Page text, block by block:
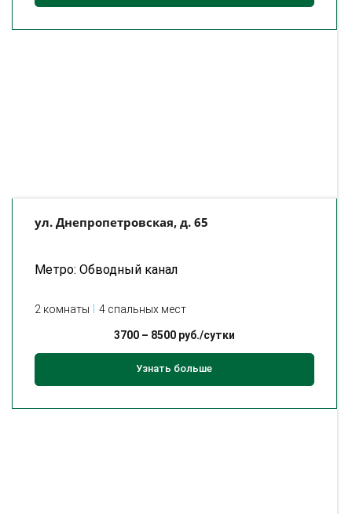
ул. Днепропетровская, д. 65
Метро: Обводный канал
2 комнаты 4 спальных мест
3700– 8500руб./сутки
Узнать больше